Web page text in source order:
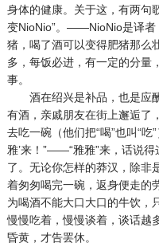
身体的健康。关于这，有两句
变NioNio”。——NioNio是译者
猪，喝了酒可以变得肥猪那
多，每饭必进，有一定的分量
事。
酒在绍兴是补品，也是应
有酒，亲戚朋友在街上邂逅了
去吃一碗（他们把“喝”也叫“吃
雅’来！”——“雅雅”来，话说
了。无论你怎样的莽汉，除非
着匆匆喝完一碗，返身便走的
为喝酒不能大口大口的牛饮，
慢慢吃着，慢慢谈着，谈话越
昏黄，才告罢休。